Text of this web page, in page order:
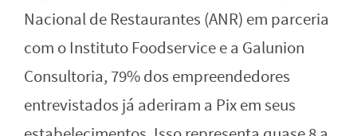
Nacional de Restaurantes (ANR) em parceria
com o Instituto Foodservice e a Galunion
Consultoria, 79% dos empreendedores
entrevistados já aderiram a Pix em seus